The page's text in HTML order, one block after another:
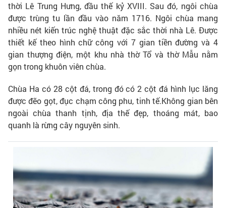
thời Lê Trung Hưng, đầu thế kỷ XVIII. Sau đó, ngôi chùa
được trùng tu lần đầu vào năm 1716. Ngôi chùa mang
nhiều nét kiến trúc nghệ thuật đặc sắc thời nhà Lê. Được
thiết kế theo hình chữ công với 7 gian tiền đường và 4
gian thượng điện, một khu nhà thờ Tổ và thờ Mẫu nằm
gọn trong khuôn viên chùa.
Chùa Ha có 28 cột đá, trong đó có 2 cột đá hình lục lăng
được đẽo gọt, đục chạm công phu, tinh tế.Không gian bên
ngoài chùa thanh tịnh, địa thế đẹp, thoáng mát, bao
quanh là rừng cây nguyên sinh.